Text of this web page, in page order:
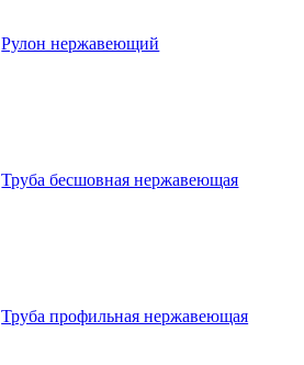
Рулон нержавеющий
Труба бесшовная нержавеющая
Труба профильная нержавеющая